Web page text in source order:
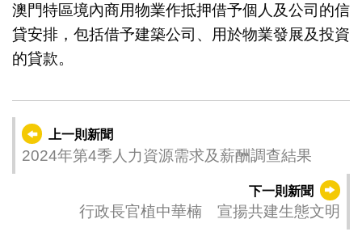
澳門特區境內商用物業作抵押借予個人及公司的信
貸安排，包括借予建築公司、用於物業發展及投資
的貸款。
上一則新聞
2024年第4季人力資源需求及薪酬調查結果
下一則新聞
行政長官植中華楠 宣揚共建生態文明